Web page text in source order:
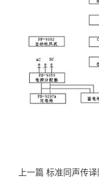
上一篇 标准同声传